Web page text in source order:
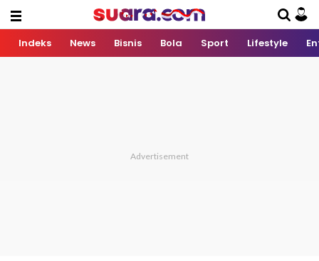
Indeks News Bisnis Bola Sport Lifestyle